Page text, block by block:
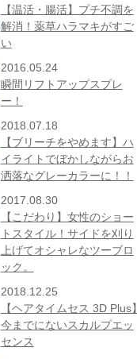
【温活・腸活】プチ不調を
解消！薬草ハラマキがすご
い
2016.05.24
瞬間リフトアップスプレ
ー！
2018.07.18
【ブリーチをやめます】ハ
イライトでぼかしながらお
洒落なグレーカラーに！！
2017.08.30
【こだわり】女性のショー
トスタイル！サイドを刈り
上げてオシャレなツーブロ
ック。
2018.12.25
【ヘアタイムセス 3D Plus】
今までにないスカルプエッ
センス